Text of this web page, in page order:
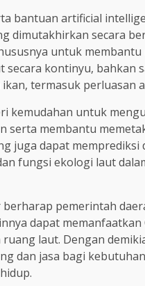
bantuan artificial
dimutakhirkan secara
untuk
secara kontinyu, bahkan
termasuk perluasan
kemudahan untuk
serta membantu
juga dapat
fungsi ekologi laut
pemerintah
dapat
laut. Dengan
dan jasa bagi